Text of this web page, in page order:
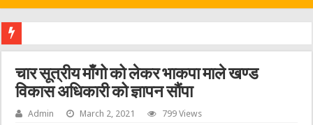
चार सूत्रीय माँगो को लेकर भाकपा माले खण्ड
विकास अधिकारी को ज्ञापन सौंपा
Admin March 2, 2021 799 Views